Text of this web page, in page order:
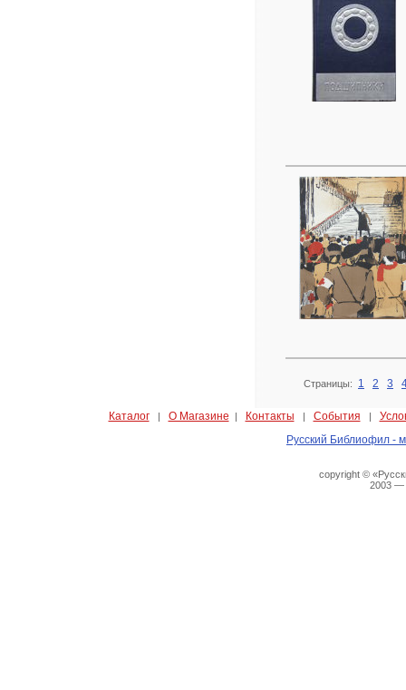
Страницы: 1 2 3
Каталог| О Магазине | Контакты | События |
Русский Библиофил -
copyright ©
2003 —